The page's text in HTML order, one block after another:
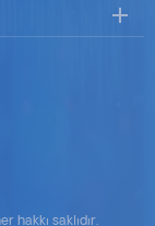
hakkı saklıdır.